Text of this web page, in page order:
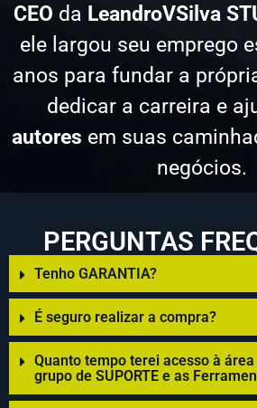
CEO da LeandroVSilva
ele largou seu emprego
anos para fundar a
dedicar a carreira e
autores em suas
negócios.
PERGUNTAS
Tenho GARANTIA?
É seguro realizar a compra?
Quanto tempo terei acesso à
grupo de SUPORTE e as